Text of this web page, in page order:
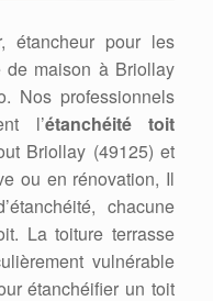
étancheur pour les
de maison à Briollay
Nos professionnels
l’étanchéité toit
Briollay (49125) et
ou en rénovation, Il
chacune
La toiture terrasse
vulnérable
étanchéifier un toit